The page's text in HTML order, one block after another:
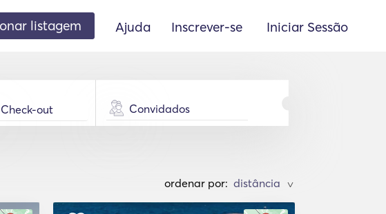
listagem Ajuda Inscrever-se Iniciar Sessão
Convidados
ordenar por: >